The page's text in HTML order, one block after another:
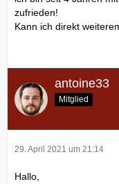
zufrieden!
Kann ich direkt
antoine33
Mitglied
29. April 2021 um 21:14
Hallo,